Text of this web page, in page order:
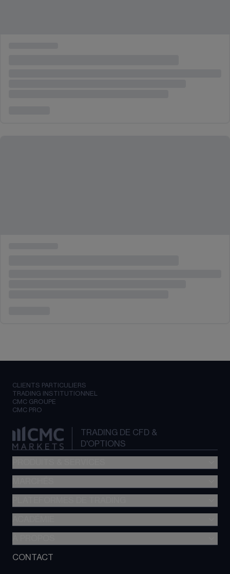
CLIENTS PARTICULIERS
TRADING INSTITUTIONNEL
CMC GROUPE
CMC PRO
TRADING DE CFD &
D'OPTIONS
Trading d’options
Comparez des comptes
Coûts
Alpha
Actions
Matières Premières
Glossaire
À propos de CMC Markets
CONTACT